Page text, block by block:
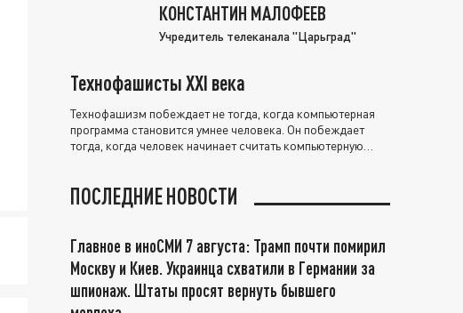
КОНСТАНТИН МАЛОФЕЕВ
Учредитель телеканала "Царьград"
Технофашисты XXI века
Технофашизм побеждает не тогда, когда компьютерная
программа становится умнее человека. Он побеждает
тогда, когда человек начинает считать компьютерную
ПОСЛЕДНИЕ НОВОСТИ
Главное в иноСМИ 7 августа: Трамп почти помирил
Москву и Киев. Украинца схватили в Германии за
шпионаж. Штаты просят вернуть бывшего